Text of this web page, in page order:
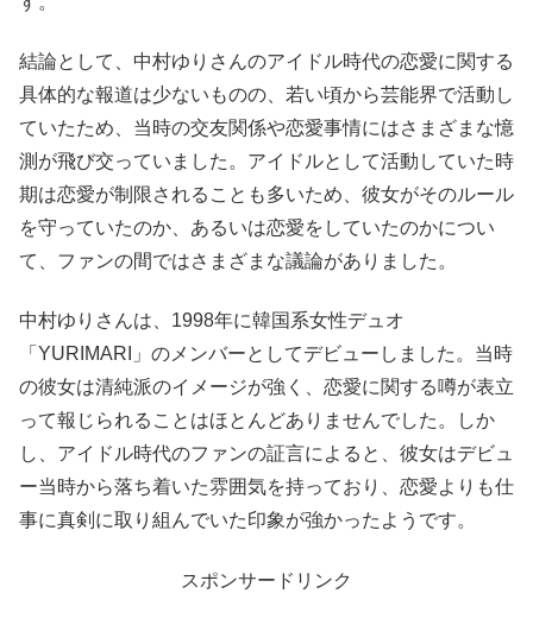
結論として、中村ゆりさんのアイドル時代の恋愛に関する
具体的な報道は少ないものの、若い頃から芸能界で活動し
ていたため、当時の交友関係や恋愛事情にはさまざまな憶
測が飛び交っていました。アイドルとして活動していた時
期は恋愛が制限されることも多いため、彼女がそのルール
を守っていたのか、あるいは恋愛をしていたのかについ
て、ファンの間ではさまざまな議論がありました。
中村ゆりさんは、1998年に韓国系女性デュオ
「YURIMARI」のメンバーとしてデビューしました。当時
の彼女は清純派のイメージが強く、恋愛に関する噂が表立
って報じられることはほとんどありませんでした。しか
し、アイドル時代のファンの証言によると、彼女はデビュ
ー当時から落ち着いた雰囲気を持っており、恋愛よりも仕
事に真剣に取り組んでいた印象が強かったようです。
スポンサードリンク